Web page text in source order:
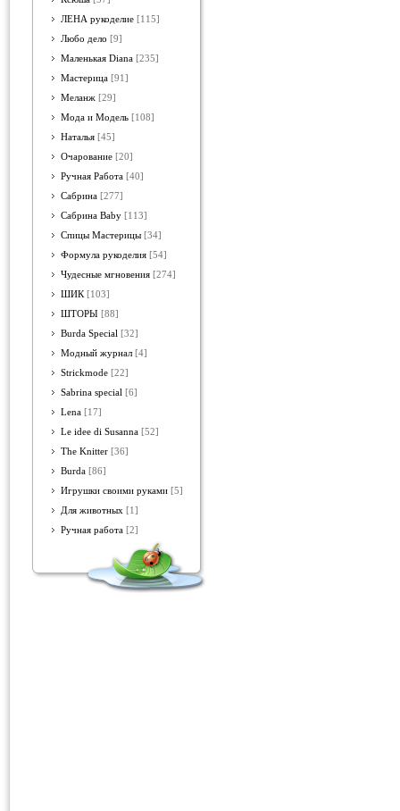
ЛЕНА рукоделие [115]
Любо дело [9]
Маленькая Diana [235]
Мастерица [91]
Меланж [29]
Мода и Модель [108]
Наталья [45]
Очарование [20]
Ручная Работа [40]
Сабрина [277]
Сабрина Baby [113]
Спицы Мастерицы [34]
Формула рукоделия [54]
Чудесные мгновения [274]
ШИК [103]
ШТОРЫ [88]
Burda Special [32]
Модный журнал [4]
Strickmode [22]
Sabrina special [6]
Lena [17]
Le idee di Susanna [52]
The Knitter [36]
Burda [86]
Игрушки своими руками [5]
Для животных [1]
Ручная работа [2]